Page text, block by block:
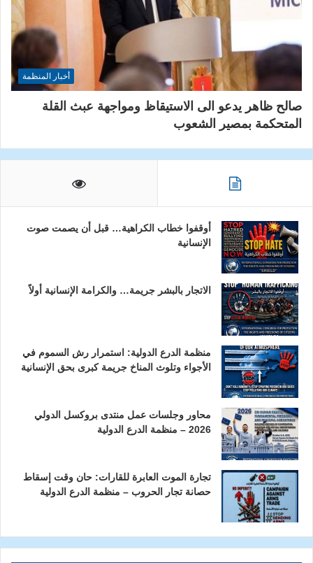
أخبار المنظمة
صالح ظاهر يدعو الى الاستيقاظ ومواجهة عبث القلة
المتحكمة بمصير الشعوب
أوقفوا خطاب الكراهية… قبل أن يصمت صوت
الإنسانية
الاتجار بالبشر جريمة… والكرامة الإنسانية أولاً
منظمة الدرع الدولية: استمرار رش السموم في
الأجواء وتلوث المناخ جريمة كبرى بحق الإنسانية
محاور وجلسات عمل منتدى بروكسل الدولي
2026 – منظمة الدرع الدولية
تجارة الموت العابرة للقارات: حان وقت إسقاط
حصانة تجار الحروب – منظمة الدرع الدولية